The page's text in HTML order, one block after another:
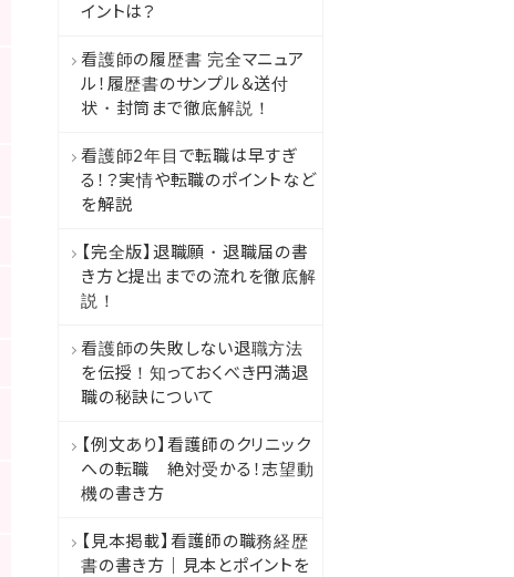
イントは？
看護師の履歴書 完全マニュア
ル！履歴書のサンプル＆送付
状・封筒まで徹底解説！
看護師2年目で転職は早すぎ
る！？実情や転職のポイントなど
を解説
【完全版】退職願・退職届の書
き方と提出までの流れを徹底解
説！
看護師の失敗しない退職方法
を伝授！知っておくべき円満退
職の秘訣について
【例文あり】看護師のクリニック
への転職 絶対受かる！志望動
機の書き方
【見本掲載】看護師の職務経歴
書の書き方｜見本とポイントを